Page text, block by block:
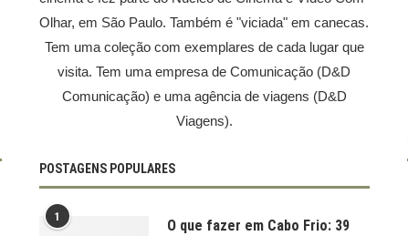
Olhar, em São Paulo. Também é "viciada" em canecas.
Tem uma coleção com exemplares de cada lugar que
visita. Tem uma empresa de Comunicação (D&D
Comunicação) e uma agência de viagens (D&D
Viagens).
POSTAGENS POPULARES
1
O que fazer em Cabo Frio: 39